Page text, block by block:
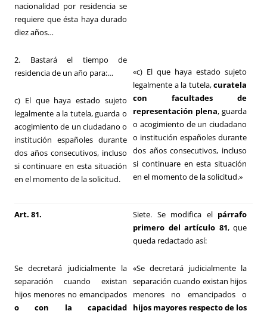
nacionalidad por residencia se
requiere que ésta haya durado
diez años…
2. Bastará el tiempo de
residencia de un año para:…
c) El que haya estado sujeto
legalmente a la tutela, guarda o
acogimiento de un ciudadano o
institución españoles durante
dos años consecutivos, incluso
si continuare en esta situación
en el momento de la solicitud.
«c) El que haya estado sujeto
legalmente a la tutela,curatela
con facultades de
representación plena, guarda
o acogimiento de un ciudadano
o institución españoles durante
dos años consecutivos, incluso
si continuare en esta situación
en el momento de la solicitud.»
Art. 81.
Se decretará judicialmente la
separación cuando existan
hijos menores no emancipados
o con la capacidad
Siete. Se modifica el párrafo
primero del artículo 81, que
queda redactado así:
«Se decretará judicialmente la
separación cuando existan hijos
menores no emancipados o
hijos mayores respecto de los